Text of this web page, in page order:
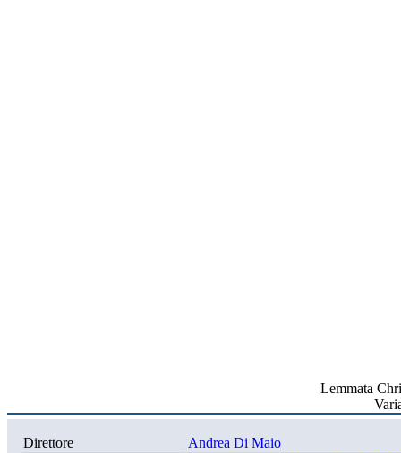
Lemmata
Direttore
Andrea Di Maio